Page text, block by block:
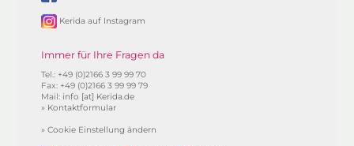
Kerida auf Instagram
Immer für Ihre Fragen da
Tel.: +49 (0)2166 3 99 99 70
Fax: +49 (0)2166 3 99 99 79
Mail: info [at] Kerida.de
» Kontaktformular
»Cookie Einstellung ändern